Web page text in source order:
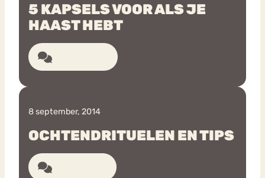
5 KAPSELS VOOR ALS JE
HAAST HEBT
8 september, 2014
OCHTENDRITUELEN EN TIPS